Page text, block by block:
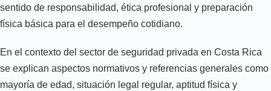
sentido de responsabilidad, ética profesional y preparación
física básica para el desempeño cotidiano.
En el contexto del sector de seguridad privada en Costa Rica
se explican aspectos normativos y referencias generales como
mayoría de edad, situación legal regular, aptitud física y